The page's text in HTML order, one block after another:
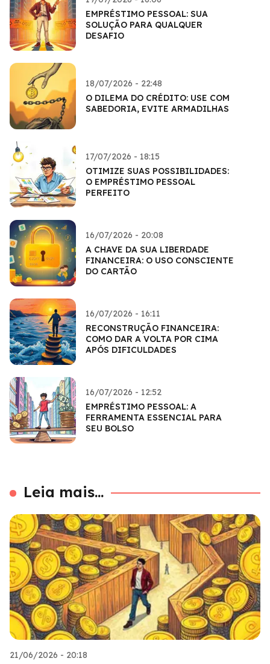
EMPRÉSTIMO PESSOAL: SUA
SOLUÇÃO PARA QUALQUER
DESAFIO
18/07/2026 - 22:48
O DILEMA DO CRÉDITO: USE COM
SABEDORIA, EVITE ARMADILHAS
17/07/2026 - 18:15
OTIMIZE SUAS POSSIBILIDADES:
O EMPRÉSTIMO PESSOAL
PERFEITO
16/07/2026 - 20:08
A CHAVE DA SUA LIBERDADE
FINANCEIRA: O USO CONSCIENTE
DO CARTÃO
16/07/2026 - 16:11
RECONSTRUÇÃO FINANCEIRA:
COMO DAR A VOLTA POR CIMA
APÓS DIFICULDADES
16/07/2026 - 12:52
EMPRÉSTIMO PESSOAL: A
FERRAMENTA ESSENCIAL PARA
SEU BOLSO
Leia mais...
21/06/2026 - 20:18